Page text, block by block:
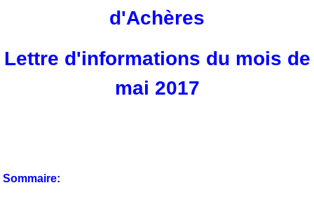
d'Achères
Lettre d'informations du mois de
mai 2017
Sommaire: